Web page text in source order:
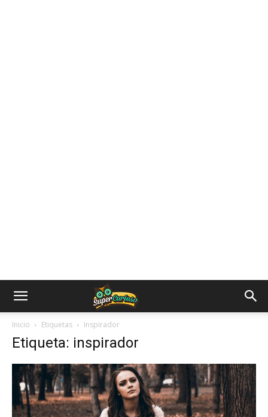
Inicio Etiquetas Inspirador
Etiqueta: inspirador